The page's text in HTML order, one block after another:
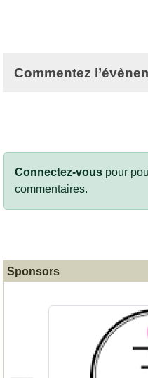
Commentez
Connectez-vous pour
commentaires.
Sponsors